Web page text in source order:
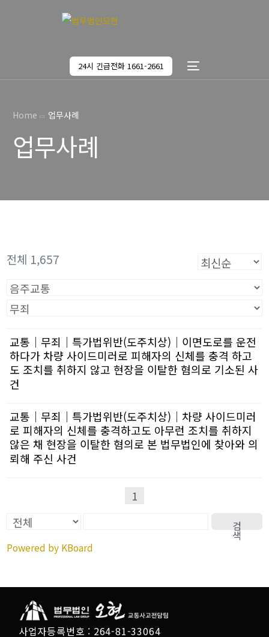
24시 긴급전화 1661-2661
Home 업무사례
업무사례
전체 1,657
교통│무죄│특가법위반(도주치상)│이면도로를 운전
하다가 차량 사이드미러로 피해자의 신체를 충격 하고
도 조치를 취하지 않고 현장을 이탈한 혐의로 기소된 사
건
교통│무죄│특가법위반(도주치상)│차량 사이드미러
로 피해자의 신체를 충격하고도 아무런 조치를 취하지
않은 채 현장을 이탈한 혐의로 본 법무법인에 찾아와 의
뢰해 주신 사건
1
검
색
Powered by KBoard
사업자등록번호 : 264-81-33064